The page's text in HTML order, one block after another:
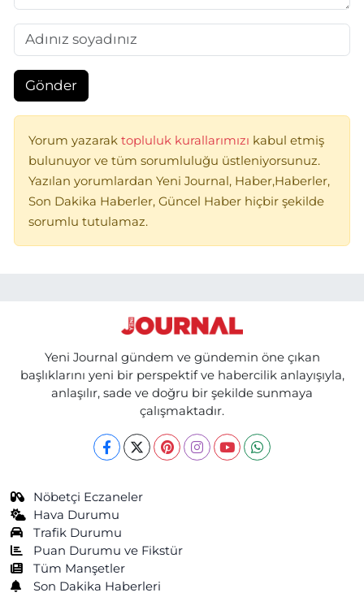
Gönder
Yorum yazarak topluluk kurallarımızı kabul etmiş
bulunuyor ve tüm sorumluluğu üstleniyorsunuz.
Yazılan yorumlardan Yeni Journal, Haber,Haberler,
Son Dakika Haberler, Güncel Haber hiçbir şekilde
sorumlu tutulamaz.
Yeni Journal gündem ve gündemin öne çıkan
başlıklarını yeni bir perspektif ve habercilik anlayışıyla,
anlaşılır, sade ve doğru bir şekilde sunmaya
çalışmaktadır.
Nöbetçi Eczaneler
Hava Durumu
Trafik Durumu
Puan Durumu ve Fikstür
Tüm Manşetler
Son Dakika Haberleri